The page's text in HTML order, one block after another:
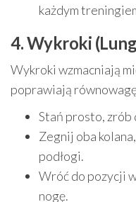
każdym
4. Wykroki
Wykroki wzmacniają
poprawiają
Stań prosto, zrób
Zegnij oba
podłogi.
Wróć do pozycji
nogę.